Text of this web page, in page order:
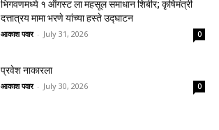
भिगवणमध्ये १ ऑगस्ट ला महसूल समाधान शिबीर; कृषिमंत्री
दत्तात्रय मामा भरणे यांच्या हस्ते उद्घाटन
आकाश पवार - July 31, 2026 0
प्रवेश नाकारला
आकाश पवार - July 30, 2026 0